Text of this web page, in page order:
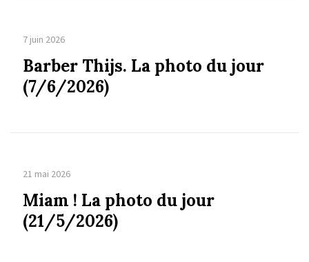
7 juin 2026
Barber Thijs. La photo du jour
(7/6/2026)
21 mai 2026
Miam ! La photo du jour
(21/5/2026)